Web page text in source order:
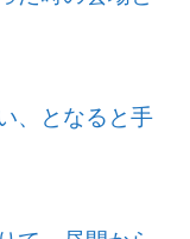
、となると手